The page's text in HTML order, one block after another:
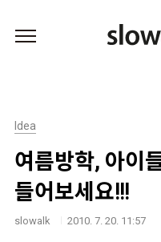
Idea
여름방학, 아이
들어보세요!!!
slowalk 2010. 7. 20. 11:57